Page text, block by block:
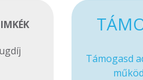
Támogasd